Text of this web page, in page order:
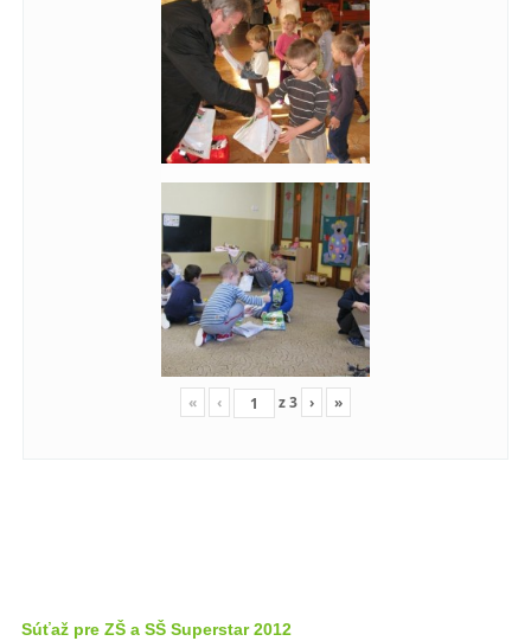
« ‹ z3 › »
Súťaž pre ZŠ a SŠ Superstar 2012